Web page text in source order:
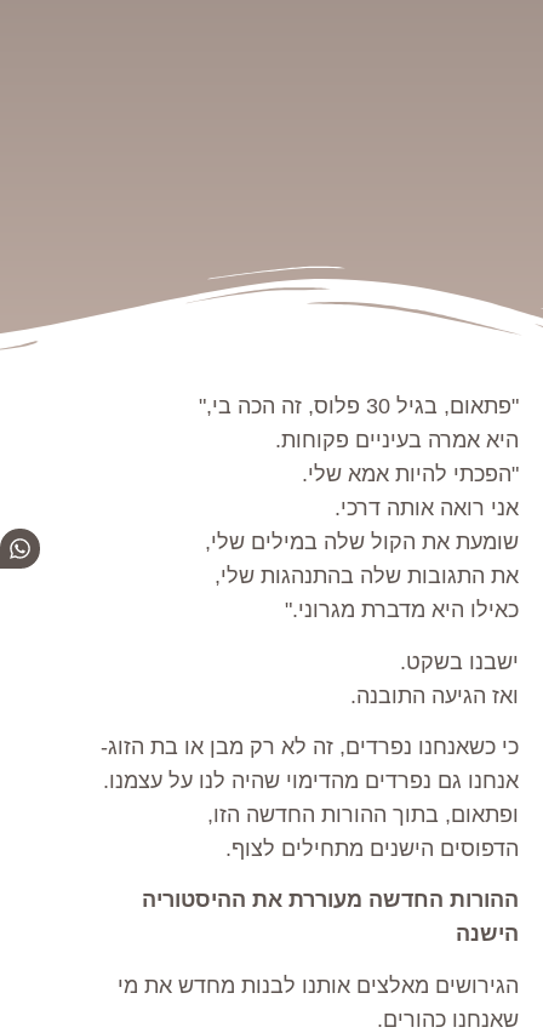
"פתאום, בגיל 30 פלוס, זה הכה בי,"
היא אמרה בעיניים פקוחות.
"הפכתי להיות אמא שלי.
אני רואה אותה דרכי.
שומעת את הקול שלה במילים שלי,
את התגובות שלה בהתנהגות שלי,
כאילו היא מדברת מגרוני."
ישבנו בשקט.
ואז הגיעה התובנה.
כי כשאנחנו נפרדים, זה לא רק מבן או בת הזוג-
אנחנו גם נפרדים מהדימוי שהיה לנו על עצמנו.
ופתאום, בתוך ההורות החדשה הזו,
הדפוסים הישנים מתחילים לצוף.
ההורות החדשה מעוררת את ההיסטוריה
הישנה
הגירושים מאלצים אותנו לבנות מחדש את מי
שאנחנו כהורים.